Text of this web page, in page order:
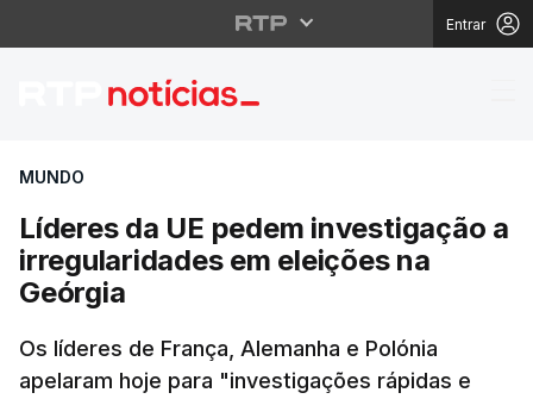
Entrar
Líderes da UE pedem
MUNDO
Líderes da UE pedem investigação a
irregularidades em eleições na
Geórgia
Os líderes de França, Alemanha e Polónia
apelaram hoje para "investigações rápidas e